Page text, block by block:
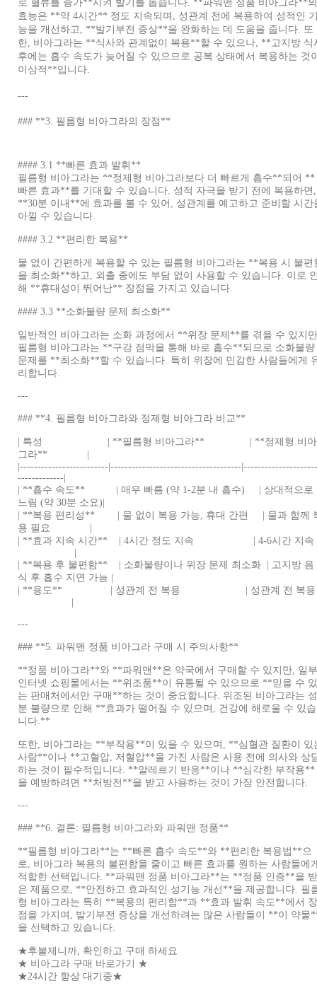
로 혈류를 증가**시켜 발기를 돕습니다. **파워맨 정품 비아그라**
효능은 **약 4시간** 정도 지속되며, 성관계 전에 복용하여 성적인
능을 개선하고, **발기부전 증상**을 완화하는 데 도움을 줍니다. 또
한, 비아그라는 **식사와 관계없이 복용**할 수 있으나, **고지방 식
후에는 흡수 속도가 늦어질 수 있으므로 공복 상태에서 복용하는 것
이상적**입니다.
---
### **3. 필름형 비아그라의 장점**
#### 3.1 **빠른 효과 발휘**
필름형 비아그라는 **정제형 비아그라보다 더 빠르게 흡수**되어 **
빠른 효과**를 기대할 수 있습니다. 성적 자극을 받기 전에 복용하면,
**30분 이내**에 효과를 볼 수 있어, 성관계를 예고하고 준비할 시간
아낄 수 있습니다.
#### 3.2 **편리한 복용**
물 없이 간편하게 복용할 수 있는 필름형 비아그라는 **복용 시 불편
을 최소화**하고, 외출 중에도 부담 없이 사용할 수 있습니다. 이로
해 **휴대성이 뛰어난** 장점을 가지고 있습니다.
#### 3.3 **소화불량 문제 최소화**
일반적인 비아그라는 소화 과정에서 **위장 문제**를 겪을 수 있지
필름형 비아그라는 **구강 점막을 통해 바로 흡수**되므로 소화불량
문제를 **최소화**할 수 있습니다. 특히 위장에 민감한 사람들에게
리합니다.
---
### **4. 필름형 비아그라와 정제형 비아그라 비교**
| 특성 | **필름형 비아그라** | **정제형 비아
그라** |
|-------------------------|-------------------------------------
-------------|
| **흡수 속도** | 매우 빠름 (약 1-2분 내 흡수) | 상대적으로
느림 (약 30분 소요)|
| **복용 편리성** | 물 없이 복용 가능, 휴대 간편 | 물과 함께
용 필요 |
| **효과 지속 시간** | 4시간 정도 지속 | 4-6시간 지
| **복용 후 불편함** | 소화불량이나 위장 문제 최소화 | 고지방 음
식 후 흡수 지연 가능 |
| **용도** | 성관계 전 복용 | 성관계 전 복
---
### **5. 파워맨 정품 비아그라 구매 시 주의사항**
**정품 비아그라**와 **파워맨**은 약국에서 구매할 수 있지만, 일
인터넷 쇼핑몰에서는 **위조품**이 유통될 수 있으므로 **믿을 수
는 판매처에서만 구매**하는 것이 중요합니다. 위조된 비아그라는
분 불량으로 인해 **효과가 떨어질 수 있으며, 건강에 해로울 수 있습
니다.**
또한, 비아그라는 **부작용**이 있을 수 있으며, **심혈관 질환이 있
사람**이나 **고혈압, 저혈압**을 가진 사람은 사용 전에 의사와 상
하는 것이 필수적입니다. **알레르기 반응**이나 **심각한 부작용**
을 예방하려면 **처방전**을 받고 사용하는 것이 가장 안전합니다.
---
### **6. 결론: 필름형 비아그라와 파워맨 정품**
**필름형 비아그라**는 **빠른 흡수 속도**와 **편리한 복용법**으
로, 비아그라 복용의 불편함을 줄이고 빠른 효과를 원하는 사람들에
적합한 선택입니다. **파워맨 정품 비아그라**는 **정품 인증**을
은 제품으로, **안전하고 효과적인 성기능 개선**을 제공합니다. 필
형 비아그라는 특히 **복용의 편리함**과 **효과 발휘 속도**에서
점을 가지며, 발기부전 증상을 개선하려는 많은 사람들이 **이 약물
을 선택하고 있습니다.
★후불제니까, 확인하고 구매 하세요
★ 비아그라 구매 바로가기 ★
★24시간 항상 대기중★